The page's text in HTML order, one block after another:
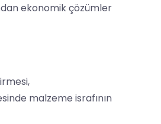
ekonomik çözümler
malzeme israfının